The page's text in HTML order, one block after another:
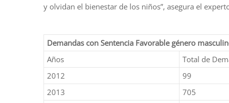
y olvidan el bienestar de los niños”, asegura el
Demandas con Sentencia Favorable género
Años
Total de
2012
99
2013
705